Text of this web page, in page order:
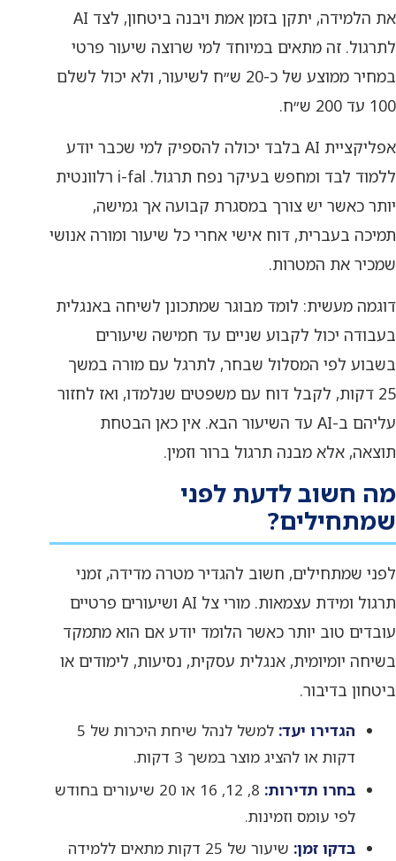
את הלמידה, יתקן בזמן אמת ויבנה ביטחון, לצד AI
לתרגול. זה מתאים במיוחד למי שרוצה שיעור פרטי
במחיר ממוצע של כ-20 ש״ח לשיעור, ולא יכול לשלם
100 עד 200 ש״ח.
אפליקציית AI בלבד יכולה להספיק למי שכבר יודע
ללמוד לבד ומחפש בעיקר נפח תרגול. i-fal רלוונטית
יותר כאשר יש צורך במסגרת קבועה אך גמישה,
תמיכה בעברית, דוח אישי אחרי כל שיעור ומורה אנושי
שמכיר את המטרות.
דוגמה מעשית: לומד מבוגר שמתכונן לשיחה באנגלית
בעבודה יכול לקבוע שניים עד חמישה שיעורים
בשבוע לפי המסלול שבחר, לתרגל עם מורה במשך
25 דקות, לקבל דוח עם משפטים שנלמדו, ואז לחזור
עליהם ב-AI עד השיעור הבא. אין כאן הבטחת
תוצאה, אלא מבנה תרגול ברור וזמין.
מה חשוב לדעת לפני
שמתחילים?
לפני שמתחילים, חשוב להגדיר מטרה מדידה, זמני
תרגול ומידת עצמאות. מורי צל AI ושיעורים פרטיים
עובדים טוב יותר כאשר הלומד יודע אם הוא מתמקד
בשיחה יומיומית, אנגלית עסקית, נסיעות, לימודים או
ביטחון בדיבור.
הגדירו יעד:
למשל לנהל שיחת היכרות של 5
דקות או להציג מוצר במשך 3 דקות.
בחרו תדירות:
8, 12, 16 או 20 שיעורים בחודש
לפי עומס וזמינות.
בדקו זמן:
שיעור של 25 דקות מתאים ללמידה